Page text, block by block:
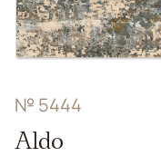
№ 5444
Aldo